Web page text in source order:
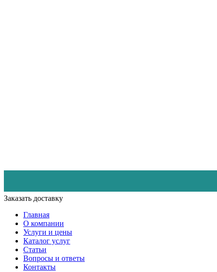
Заказать доставку
Главная
О компании
Услуги и цены
Каталог услуг
Статьи
Вопросы и ответы
Контакты